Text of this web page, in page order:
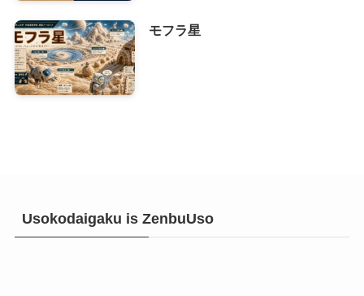
モフラ星
Usokodaigaku is ZenbuUso